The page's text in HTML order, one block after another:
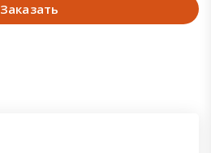
Заказать